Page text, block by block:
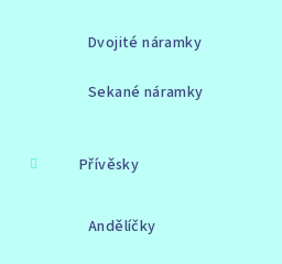
Dvojité náramky
Sekané náramky
Přívěsky
Andělíčky